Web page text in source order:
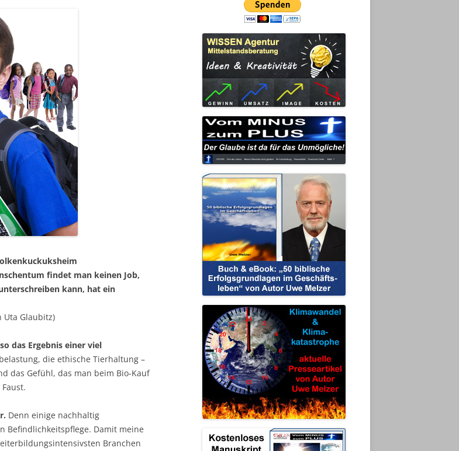
findet man keinen Job,
kann, hat ein
Uta Glaubitz)
das Ergebnis einer viel
die ethische Tierhaltung –
das Gefühl, das man beim Bio-Kauf
Denn einige nachhaltig
Befindlichkeitspflege. Damit meine
Branchen